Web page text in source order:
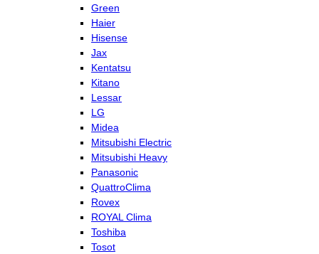
Green
Haier
Hisense
Jax
Kentatsu
Kitano
Lessar
LG
Midea
Mitsubishi Electric
Mitsubishi Heavy
Panasonic
QuattroClima
Rovex
ROYAL Clima
Toshiba
Tosot